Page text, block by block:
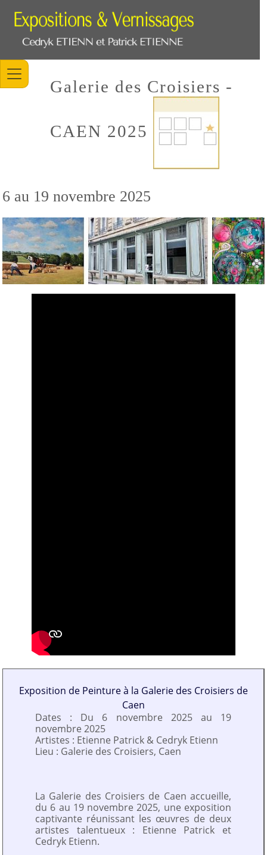
Galerie des Croisiers -
CAEN 2025
6 au 19 novembre 2025
Exposition de Peinture à la Galerie des Croisiers de
Caen
Dates : Du 6 novembre 2025 au 19
novembre 2025
Artistes : Etienne Patrick & Cedryk Etienn
Lieu : Galerie des Croisiers, Caen
La Galerie des Croisiers de Caen accueille,
du 6 au 19 novembre 2025, une exposition
captivante réunissant les œuvres de deux
artistes talentueux : Etienne Patrick et
Cedryk Etienn.